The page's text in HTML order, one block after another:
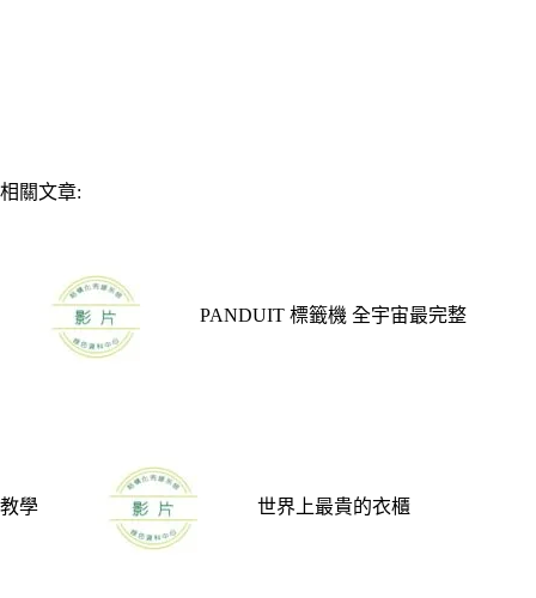
相關文章:
PANDUIT 標籤機 全宇宙最完整
教學 世界上最貴的衣櫃